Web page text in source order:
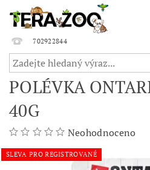
702922844
POLÉVKA
40G
Neohodnoceno
SLEVA PRO REGISTROVANÉ